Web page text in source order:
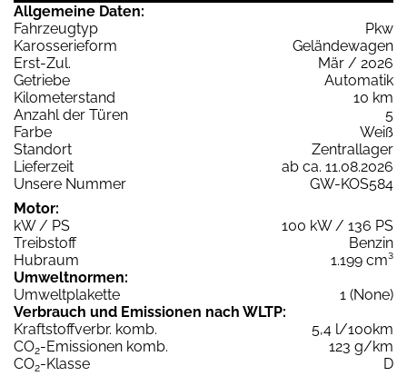
Allgemeine Daten:
Fahrzeugtyp
Pkw
Karosserieform
Geländewagen
Erst-Zul.
Mär / 2026
Getriebe
Automatik
Kilometerstand
10 km
Anzahl der Türen
5
Farbe
Weiß
Standort
Zentrallager
Lieferzeit
ab ca. 11.08.2026
Unsere Nummer
GW-KOS584
Motor:
kW / PS
100 kW / 136 PS
Treibstoff
Benzin
Hubraum
1.199 cm³
Umweltnormen:
Umweltplakette
1 (None)
Verbrauch und Emissionen nach WLTP:
Kraftstoffverbr. komb.
5,4 l/100km
CO2-Emissionen komb.
123 g/km
CO2-Klasse
D